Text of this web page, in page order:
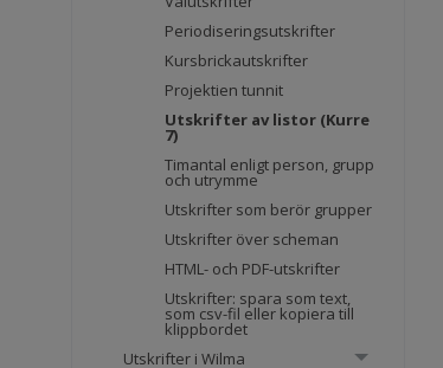
Periodiseringsutskrifter
Kursbrickautskrifter
Projektien tunnit
Utskrifter av listor (Kurre
7)
Timantal enligt person, grupp
och utrymme
Utskrifter som berör grupper
Utskrifter över scheman
HTML- och PDF-utskrifter
Utskrifter: spara som text,
som csv-fil eller kopiera till
klippbordet
Utskrifter i Wilma